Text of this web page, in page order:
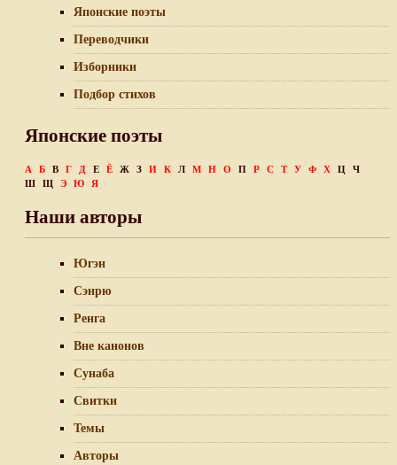
Японские поэты
Переводчики
Изборники
Подбор стихов
Японские поэты
А Б В Г Д Е Ё Ж З И К Л М Н О П Р С Т У Ф Х Ц
Ч
Ш
Щ Э Ю Я
Наши авторы
Югэн
Сэнрю
Ренга
Вне канонов
Сунаба
Свитки
Темы
Авторы